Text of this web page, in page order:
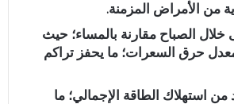
من الأمراض المزمنة.
الصباح مقارنة بالمساء؛ حيث
حرق السعرات؛ ما يحفز تراكم
استهلاك الطاقة الإجمالي؛ ما